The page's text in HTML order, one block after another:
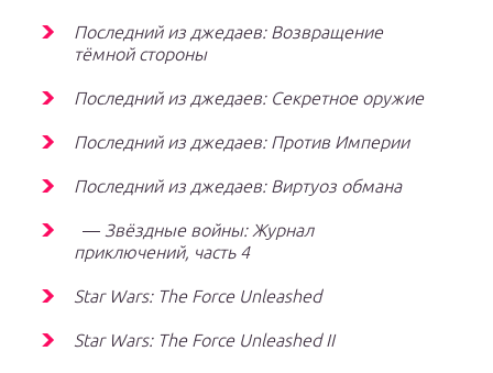
Последний из джедаев: Возвращение
тёмной стороны
Последний из джедаев: Секретное оружие
Последний из джедаев: Против Империи
Последний из джедаев: Виртуоз обмана
— Звёздные войны: Журнал
приключений, часть 4
Star Wars: The Force Unleashed
Star Wars: The Force Unleashed II